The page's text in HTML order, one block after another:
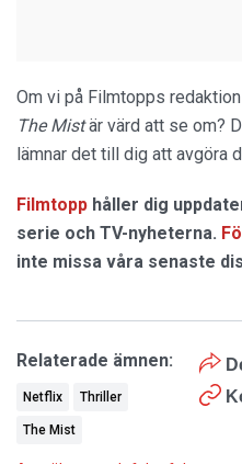
Om vi på Filmtopps
The Mistär värd att se om?
lämnar det till dig att avgöra
Filmtopp håller dig
serie och TV-nyheterna.
inte missa våra senaste
Relaterade ämnen:
Netflix Thriller
The Mist